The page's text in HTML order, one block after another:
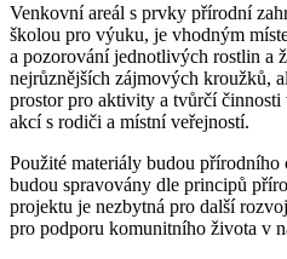
Venkovní areál s prvky přírodní
školou pro výuku, je vhodným
a pozorování jednotlivých rostlin a
nejrůznějších zájmových kroužků,
prostor pro aktivity a tvůrčí
akcí s rodiči a místní veřejností.
Použité materiály budou
budou spravovány dle principů
projektu je nezbytná pro další
pro podporu komunitního života v